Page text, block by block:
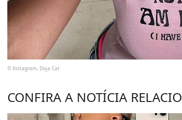
© Instagram, Doja Cat
CONFIRA A NOTÍCIA